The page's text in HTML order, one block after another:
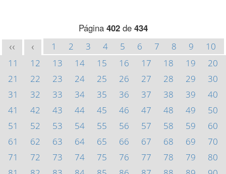
Página 402de 434
<< < 1 2 3 4 5 6 7 8 9
10
11
12 13 14 15 16 17 18 19
20
21
22 23 24 25 26 27 28 29
30
31
32 33 34 35 36 37 38 39
40
41
42 43 44 45 46 47 48 49
50
51
52 53 54 55 56 57 58 59
60
61
62 63 64 65 66 67 68 69
70
71
72 73 74 75 76 77 78 79
80